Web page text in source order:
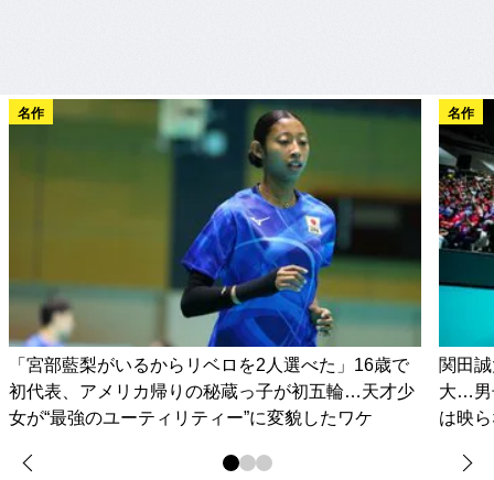
名作
「宮部藍梨がいるからリベロを2人選べた」16歳で
初代表、アメリカ帰りの秘蔵っ子が初五輪…天才少
女が“最強のユーティリティー”に変貌したワケ
名作
関田
大…男
は映